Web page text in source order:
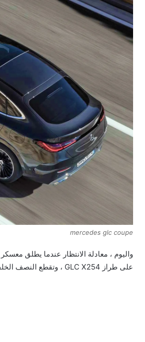
mercedes glc coupe
على طراز GLC X254 ، وتقطع النصف الخلفي من السيارة.